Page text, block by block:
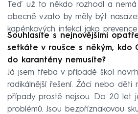
Teď už to někdo rozhodl a nemá
obecně vzato by měly být
kapénkových infekcí jako
Souhlasíte s nejnovějšími
setkáte v roušce s někým, kdo
do karantény nemusíte?
Já jsem třeba v případě škol
radikálnější řešení. Žáci nebo děti
případy prostě nejsou. Do 20 let
problémů. Jsou bezpříznakovou